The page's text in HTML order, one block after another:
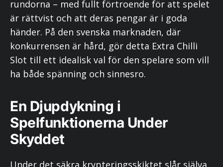
rundorna – med fullt förtroende för att spelet
är rättvist och att deras pengar är i goda
händer. På den svenska marknaden, där
konkurrensen är hård, gör detta Extra Chilli
Slot till ett idealisk val för den spelare som vill
ha både spänning och sinnesro.
En Djupdykning i
Spelfunktionerna Under
Skyddet
Under det säkra krypteringsskiktet slår själva